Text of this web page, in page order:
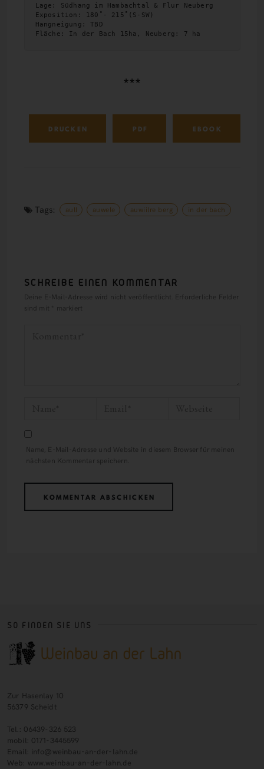
Lage: Südhang im Hambachtal & Flur Neuberg
Exposition: 180˚- 215˚(S-SW)
Hangneigung: TBD
Fläche: In der Bach 15ha, Neuberg: 7 ha
***
DRUCKEN PDF EBOOK
Tags: aull auwele auwiilre berg in der bach
SCHREIBE EINEN KOMMENTAR
Deine E-Mail-Adresse wird nicht veröffentlicht.
Erforderliche Felder
sind mit
markiert
Name, E-Mail-Adresse und Website in diesem Browser für meinen
nächsten Kommentar speichern.
SO FINDEN SIE UNS
Zur Hasenlay 10
56379 Scheidt
Tel.: 06439-326 523
mobil: 0171-3445599
Email: info@weinbau-an-der-lahn.de
Web: www.weinbau-an-der-lahn.de